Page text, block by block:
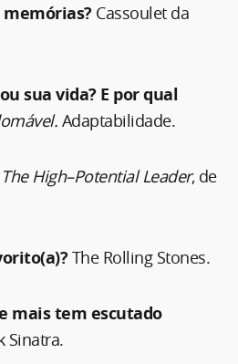
Cassoulet da
sua vida? E por qual
Adaptabilidade.
The High–Potential Leader, de
The Rolling Stones.
mais tem escutado
Sinatra.